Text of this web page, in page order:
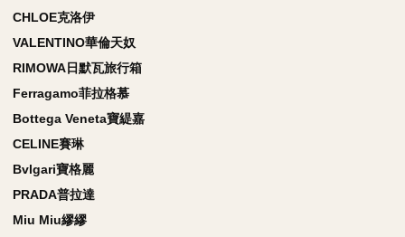
CHLOE克洛伊
VALENTINO華倫天奴
RIMOWA日默瓦旅行箱
Ferragamo菲拉格慕
Bottega Veneta寶緹嘉
CELINE賽琳
Bvlgari寶格麗
PRADA普拉達
Miu Miu繆繆